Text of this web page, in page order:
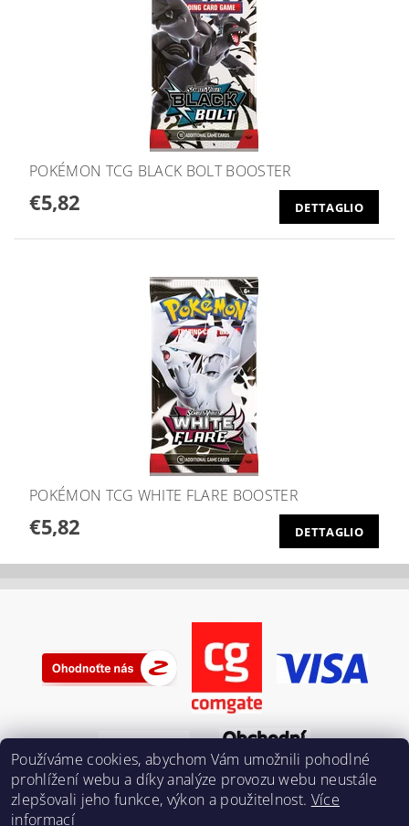
POKÉMON TCG BLACK BOLT BOOSTER
€5,82 DETTAGLIO
POKÉMON TCG WHITE FLARE BOOSTER
€5,82 DETTAGLIO
Používáme cookies, abychom Vám umožnili pohodlné
prohlížení webu a díky analýze provozu webu neustále
zlepšovali jeho funkce, výkon a použitelnost. Více
informací